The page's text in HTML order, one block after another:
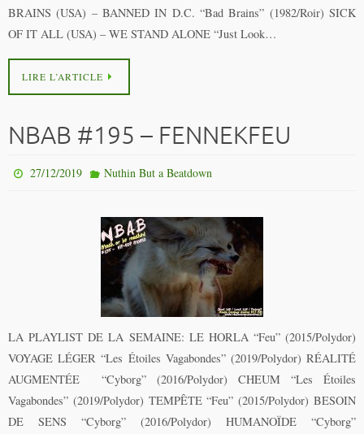
BRAINS (USA) – BANNED IN D.C. “Bad Brains” (1982/Roir) SICK
OF IT ALL (USA) – WE STAND ALONE “Just Look…
LIRE L’ARTICLE
NBAB #195 – FENNEKFEU
27/12/2019 Nuthin But a Beatdown
LA PLAYLIST DE LA SEMAINE: LE HORLA “Feu” (2015/Polydor)
VOYAGE LÉGER “Les Étoiles Vagabondes” (2019/Polydor) RÉALITÉ
AUGMENTÉE “Cyborg” (2016/Polydor) CHEUM “Les Étoiles
Vagabondes” (2019/Polydor) TEMPÊTE “Feu” (2015/Polydor) BESOIN
DE SENS “Cyborg” (2016/Polydor) HUMANOÏDE “Cyborg”